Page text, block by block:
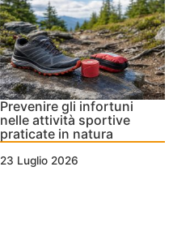
Prevenire gli infortuni
nelle attività sportive
praticate in natura
23 Luglio 2026